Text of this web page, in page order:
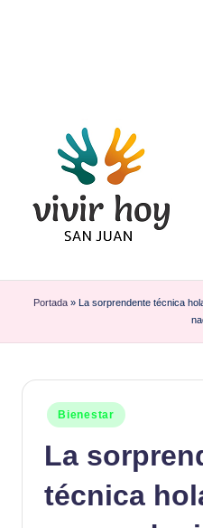
Saltar
contenido
Portada» La sorprendente técnica
Publicado
en
Bienestar
La
técnica